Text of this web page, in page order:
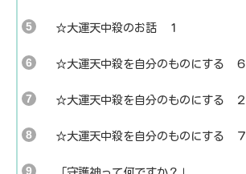
☆大運天中殺のお話 １
☆大運天中殺を自分のものにする ６
☆大運天中殺を自分のものにする ２
☆大運天中殺を自分のものにする ７